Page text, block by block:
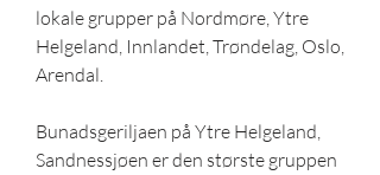
lokale grupper på Nordmøre, Ytre
Helgeland, Innlandet, Trøndelag, Oslo,
Arendal.
Bunadsgeriljaen på Ytre Helgeland,
Sandnessjøen er den største gruppen